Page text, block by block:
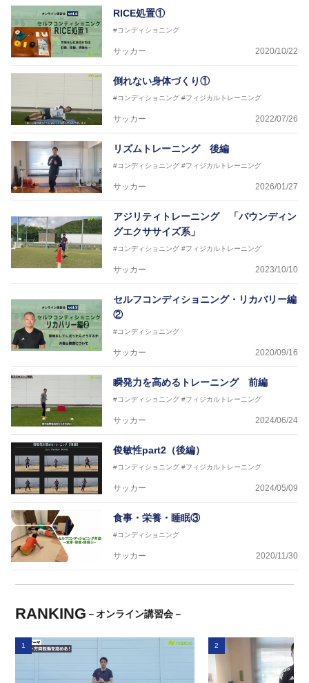
RICE処置①
#コンディショニング
サッカー 2020/10/22
倒れない身体づくり①
#コンディショニング #フィジカルトレーニング
サッカー 2022/07/26
リズムトレーニング 後編
#コンディショニング #フィジカルトレーニング
サッカー 2026/01/27
アジリティトレーニング 「バウンディン
グエクササイズ系」
#コンディショニング #フィジカルトレーニング
サッカー 2023/10/10
セルフコンディショニング・リカバリー編
②
#コンディショニング
サッカー 2020/09/16
瞬発力を高めるトレーニング 前編
#コンディショニング #フィジカルトレーニング
サッカー 2024/06/24
俊敏性part2（後編）
#コンディショニング #フィジカルトレーニング
サッカー 2024/05/09
食事・栄養・睡眠③
#コンディショニング
サッカー 2020/11/30
RANKING －オンライン講習会－
1 2